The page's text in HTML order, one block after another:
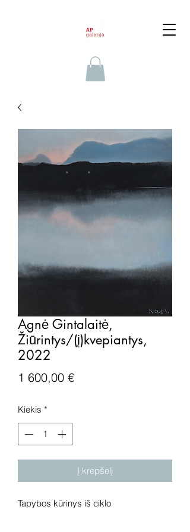
Agnė Gintalaitė,
Žiūrintys/(į)kvepiantys,
2022
1 600,00 €Price
Kiekis *
Į krepšelį
Tapybos kūrinys iš ciklo